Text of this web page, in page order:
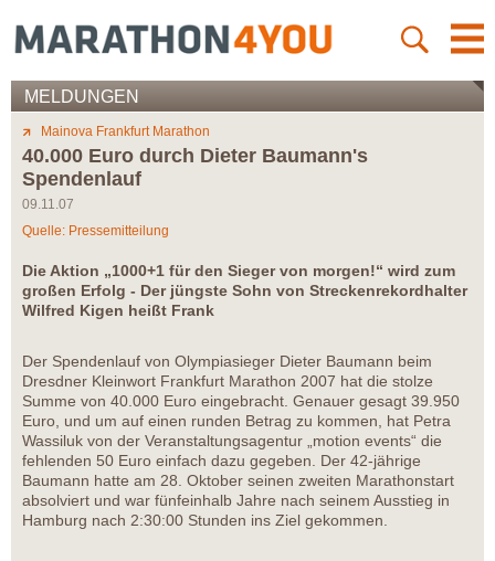
MELDUNGEN
Mainova Frankfurt Marathon
40.000 Euro durch Dieter Baumann's
Spendenlauf
09.11.07
Quelle: Pressemitteilung
Die Aktion „1000+1 für den Sieger von morgen!“ wird zum
großen Erfolg - Der jüngste Sohn von Streckenrekordhalter
Wilfred Kigen heißt Frank
Der Spendenlauf von Olympiasieger Dieter Baumann beim
Dresdner Kleinwort Frankfurt Marathon 2007 hat die stolze
Summe von 40.000 Euro eingebracht. Genauer gesagt 39.950
Euro, und um auf einen runden Betrag zu kommen, hat Petra
Wassiluk von der Veranstaltungsagentur „motion events“ die
fehlenden 50 Euro einfach dazu gegeben. Der 42-jährige
Baumann hatte am 28. Oktober seinen zweiten Marathonstart
absolviert und war fünfeinhalb Jahre nach seinem Ausstieg in
Hamburg nach 2:30:00 Stunden ins Ziel gekommen.